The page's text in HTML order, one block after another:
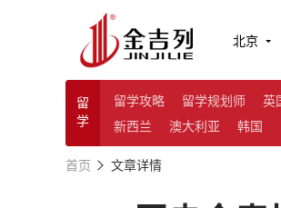
北京
留
学
留学攻略 留学规划师 英
新西兰
澳大利亚 韩国
首页 文章详情